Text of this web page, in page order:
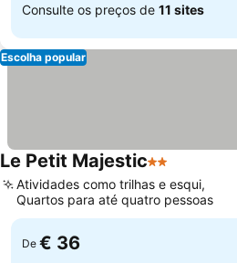
Consulte os preços de 11 sites
Escolha popular
Le Petit Majestic2 Estrelas
Atividades como trilhas e esqui,
Quartos para até quatro pessoas
De € 36